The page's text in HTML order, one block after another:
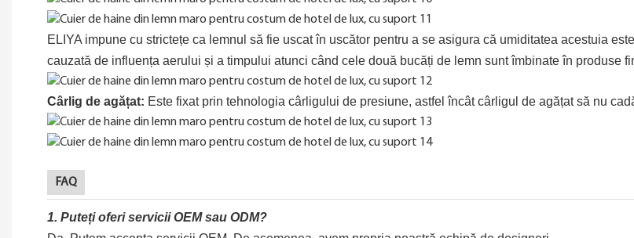
ELIYA impune cu strictețe ca lemnul să fie uscat în uscător pentru a se asigura că umiditatea acestuia
cauzată de influența aerului și a timpului atunci când cele două bucăți de lemn sunt îmbinate în produse
Cârlig de agățat: Este fixat prin tehnologia cârligului de presiune, astfel încât cârligul de agățat să nu
FAQ
1. Puteți oferi servicii OEM sau ODM?